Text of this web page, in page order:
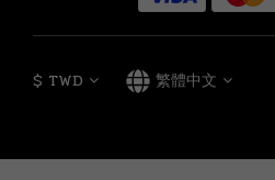
$ TWD 繁體中文